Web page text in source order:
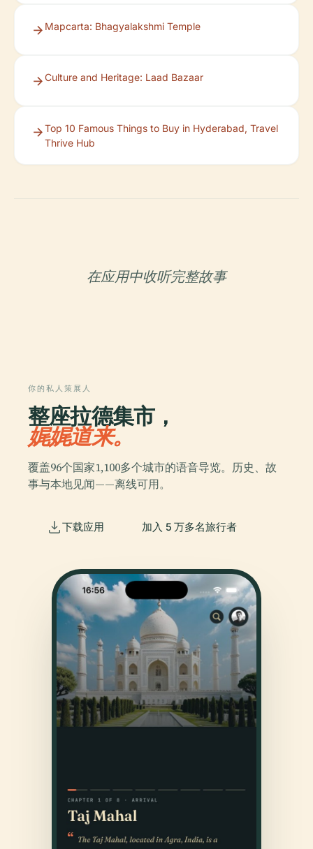
Mapcarta: Bhagyalakshmi Temple
Culture and Heritage: Laad Bazaar
Top 10 Famous Things to Buy in Hyderabad, Travel
Thrive Hub
在应用中收听完整故事
你的私人策展人
整座拉德集市，
娓娓道来。
覆盖96个国家1,100多个城市的语音导览。历史、故
事与本地见闻——离线可用。
下载应用 加入 5 万多名旅行者